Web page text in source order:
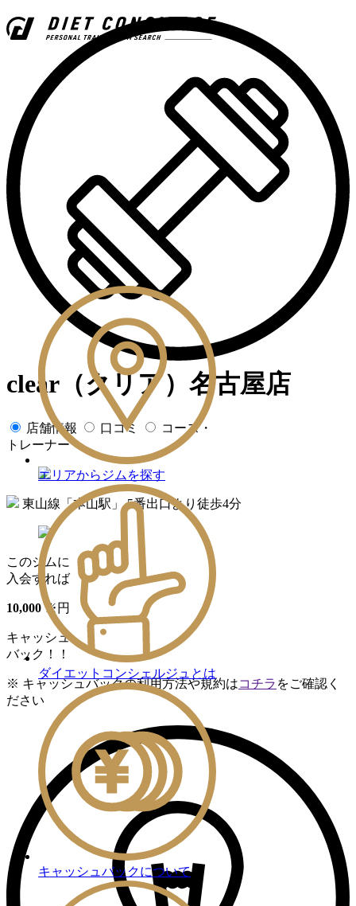
エリアからジムを探す
ダイエットコンシェルジュとは
キャッシュバックについて
clear（クリア）名古屋店
店舗情報 口コミ
コース・
トレーナー
東山線「本山駅」 5番出口より徒歩4分
このジムに
入会すれば
10,000 ※ 円
キャッシュ
バック！！
※ キャッシュバックの利用方法や規約はコチラ をご確認く
ださい